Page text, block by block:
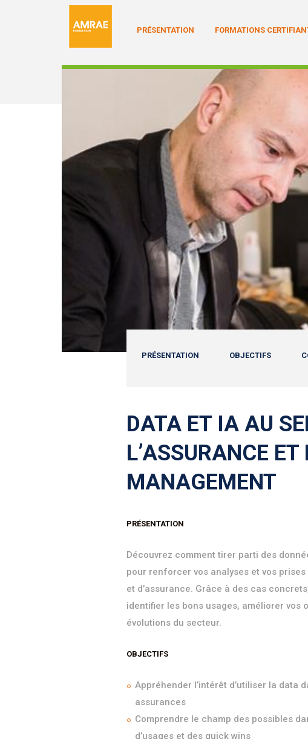
PRÉSENTATION FORMATIONS
PRÉSENTATION OBJECTIFS
DATA ET IA AU
L’ASSURANCE ET
MANAGEMENT
PRÉSENTATION
Découvrez comment tirer parti des
pour renforcer vos analyses et vos
et d’assurance. Grâce à des cas
identifier les bons usages, améliorer vos
évolutions du secteur.
OBJECTIFS
Appréhender l’intérêt d’utiliser la data
assurances
Comprendre le champ des possibles
d’usages et des quick wins